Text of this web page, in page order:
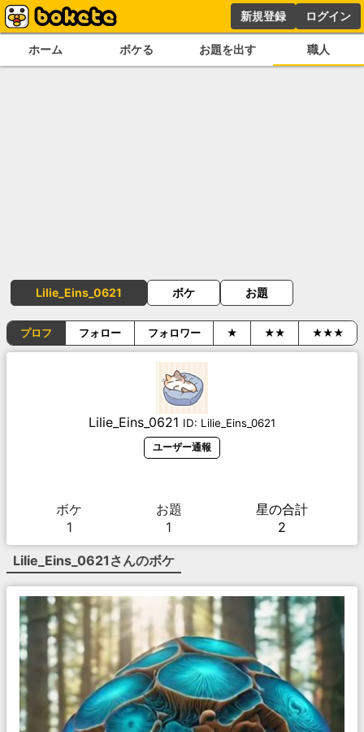
新規登録 ログイン
ホーム ボケる お題を出す 職人
Lilie_Eins_0621 ボケ お題
プロフ フォロー フォロワー ★ ★★ ★★★
Lilie_Eins_0621 ID: Lilie_Eins_0621
ユーザー通報
ボケ
1
お題
1
星の合計
2
Lilie_Eins_0621 さんのボケ